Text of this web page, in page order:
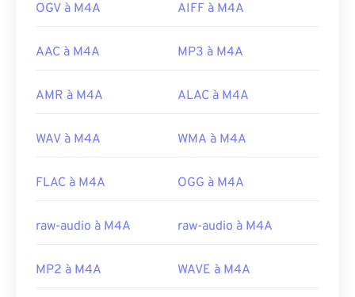
OGV à M4A AIFF à M4A
AAC à M4A MP3 à M4A
AMR à M4A ALAC à M4A
WAV à M4A WMA à M4A
FLAC à M4A OGG à M4A
raw-audio à M4A raw-audio à M4A
MP2 à M4A WAVE à M4A